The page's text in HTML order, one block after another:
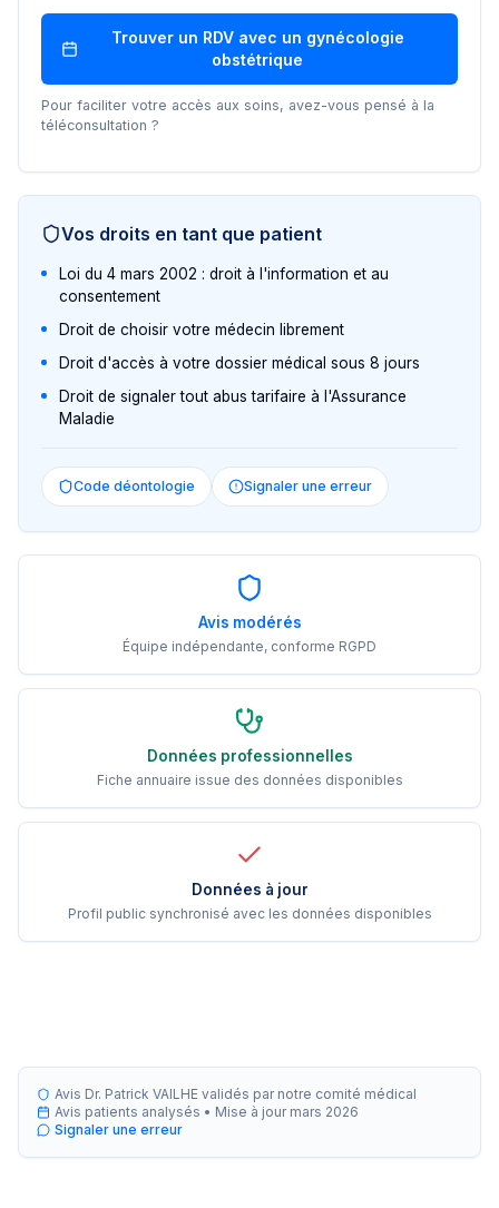
Trouver un RDV avec un gynécologie
obstétrique
Pour faciliter votre accès aux soins, avez-vous pensé à la
téléconsultation ?
Vos droits en tant que patient
Loi du 4 mars 2002 : droit à l'information et au
consentement
Droit de choisir votre médecin librement
Droit d'accès à votre dossier médical sous 8 jours
Droit de signaler tout abus tarifaire à l'Assurance
Maladie
Code déontologie Signaler une erreur
Avis modérés
Équipe indépendante, conforme RGPD
Données professionnelles
Fiche annuaire issue des données disponibles
Données à jour
Profil public synchronisé avec les données disponibles
Avis Dr. Patrick VAILHE validés par notre comité médical
Avis patients analysés • Mise à jour mars 2026
Signaler une erreur